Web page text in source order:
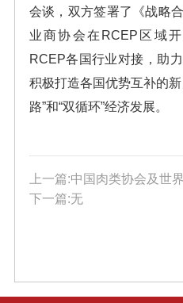
会谈，双方签署了《战略
业商协会在 RCEP 区域
RCEP各国行业对接，助
积极打造各国优势互补的
路”和“双循环”经济发展。
下一篇:无